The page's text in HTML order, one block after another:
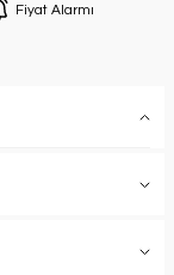
Fiyat Alarmı